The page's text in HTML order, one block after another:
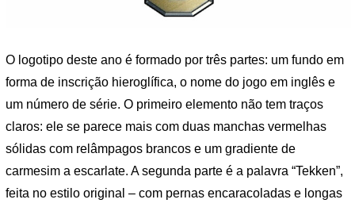
O logotipo deste ano é formado por três partes: um fundo em
forma de inscrição hieroglífica, o nome do jogo em inglês e
um número de série. O primeiro elemento não tem traços
claros: ele se parece mais com duas manchas vermelhas
sólidas com relâmpagos brancos e um gradiente de
carmesim a escarlate. A segunda parte é a palavra “Tekken”,
feita no estilo original – com pernas encaracoladas e longas